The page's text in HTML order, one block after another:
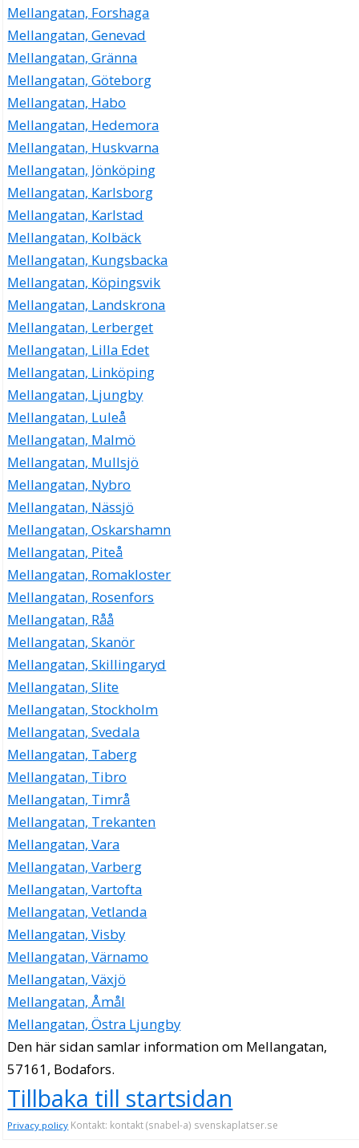
Mellangatan, Forshaga
Mellangatan, Genevad
Mellangatan, Gränna
Mellangatan, Göteborg
Mellangatan, Habo
Mellangatan, Hedemora
Mellangatan, Huskvarna
Mellangatan, Jönköping
Mellangatan, Karlsborg
Mellangatan, Karlstad
Mellangatan, Kolbäck
Mellangatan, Kungsbacka
Mellangatan, Köpingsvik
Mellangatan, Landskrona
Mellangatan, Lerberget
Mellangatan, Lilla Edet
Mellangatan, Linköping
Mellangatan, Ljungby
Mellangatan, Luleå
Mellangatan, Malmö
Mellangatan, Mullsjö
Mellangatan, Nybro
Mellangatan, Nässjö
Mellangatan, Oskarshamn
Mellangatan, Piteå
Mellangatan, Romakloster
Mellangatan, Rosenfors
Mellangatan, Råå
Mellangatan, Skanör
Mellangatan, Skillingaryd
Mellangatan, Slite
Mellangatan, Stockholm
Mellangatan, Svedala
Mellangatan, Taberg
Mellangatan, Tibro
Mellangatan, Timrå
Mellangatan, Trekanten
Mellangatan, Vara
Mellangatan, Varberg
Mellangatan, Vartofta
Mellangatan, Vetlanda
Mellangatan, Visby
Mellangatan, Värnamo
Mellangatan, Växjö
Mellangatan, Åmål
Mellangatan, Östra Ljungby
Den här sidan samlar information om Mellangatan,
57161, Bodafors.
Tillbaka till startsidan
Privacy policy Kontakt: kontakt (snabel-a) svenskaplatser.se